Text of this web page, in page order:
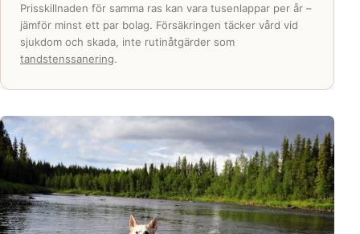
Prisskillnaden för samma ras kan vara tusenlappar per år –
jämför minst ett par bolag. Försäkringen täcker vård vid
sjukdom och skada, inte rutinåtgärder som
tandstenssanering.